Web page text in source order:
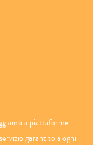
a piattaforme
garantito a ogni